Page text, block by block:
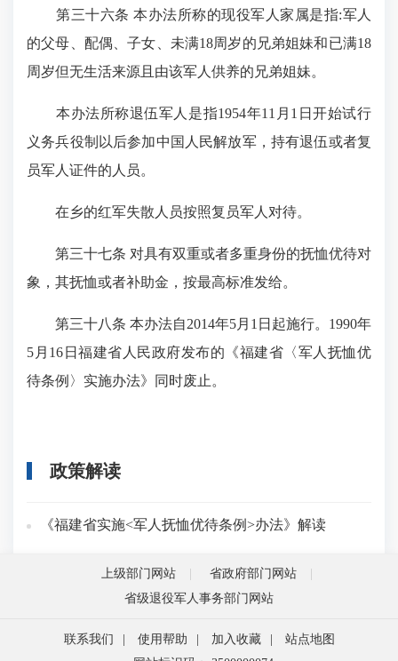
第三十六条 本办法所称的现役军人家属是指:军人
的父母、配偶、子女、未满18周岁的兄弟姐妹和已满18
周岁但无生活来源且由该军人供养的兄弟姐妹。
本办法所称退伍军人是指1954年11月1日开始试行
义务兵役制以后参加中国人民解放军，持有退伍或者复
员军人证件的人员。
在乡的红军失散人员按照复员军人对待。
第三十七条 对具有双重或者多重身份的抚恤优待对
象，其抚恤或者补助金，按最高标准发给。
第三十八条 本办法自2014年5月1日起施行。1990年
5月16日福建省人民政府发布的《福建省〈军人抚恤优
待条例〉实施办法》同时废止。
政策解读
《福建省实施<军人抚恤优待条例>办法》解读
上级部门网站
省政府部门网站
省级退役军人事务部门网站
联系我们 使用帮助 加入收藏
站点地图